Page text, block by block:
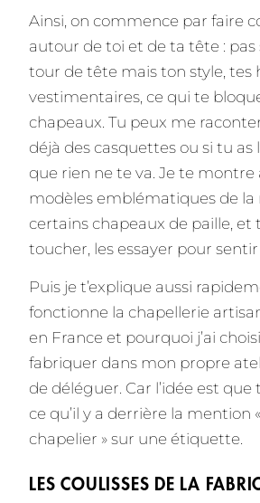
Ainsi, on commence par faire
autour de toi et de ta tête :
tour de tête mais ton style, tes
vestimentaires, ce qui te
chapeaux. Tu peux me
déjà des casquettes ou si tu as
que rien ne te va. Je te montre
modèles emblématiques de la
certains chapeaux de paille, et
toucher, les essayer pour
Puis je t’explique aussi
fonctionne la chapellerie
en France et pourquoi j’ai
fabriquer dans mon propre
de déléguer. Car l’idée est
ce qu’il y a derrière la mention
chapelier » sur une étiquette.
LES COULISSES DE LA